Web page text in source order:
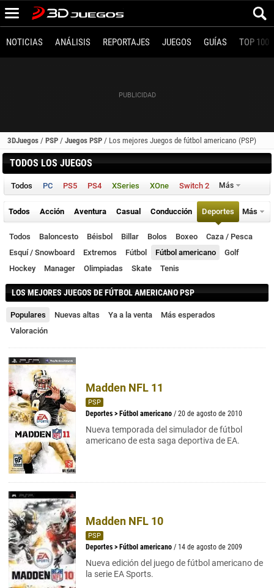
NOTICIAS ANÁLISIS REPORTAJES JUEGOS GUÍAS TOP 100
3DJuegos / PSP / Juegos PSP / Los mejores Juegos de fútbol americano (PSP)
TODOS LOS JUEGOS
Todos PC PS5 PS4 XSeries XOne Switch 2 Más
Todos Acción Aventura Casual Conducción Deportes Más
Todos Baloncesto Béisbol Billar Bolos Boxeo
Caza / Pesca
Esquí / Snowboard
Extremos Fútbol Fútbol americano
Golf
Hockey
Manager Olimpiadas Skate Tenis
LOS MEJORES JUEGOS DE FÚTBOL AMERICANO PSP
Populares Nuevas altas Ya a la venta
Más esperados
Valoración
Madden NFL 11
PSP
Deportes > Fútbol americano / 20 de agosto de 2010
Nueva temporada del simulador de fútbol
americano de esta saga deportiva de EA.
Madden NFL 10
PSP
Deportes > Fútbol americano / 14 de agosto de 2009
Nueva edición del juego de fútbol americano de
la serie EA Sports.